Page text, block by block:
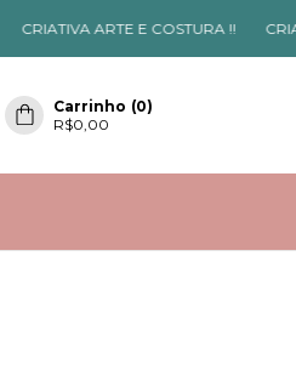
CRIATIVA ARTE E COSTURA !!
Carrinho (0)
R$0,00